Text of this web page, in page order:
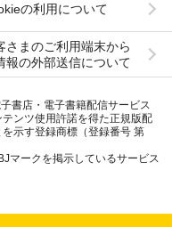
の利用について
さまのご利用端末から
報の外部送信について
書店・電子書籍配信サービス
ンツ使用許諾を得た正規版配
示す登録商標（登録番号 第
マークを掲示しているサービス